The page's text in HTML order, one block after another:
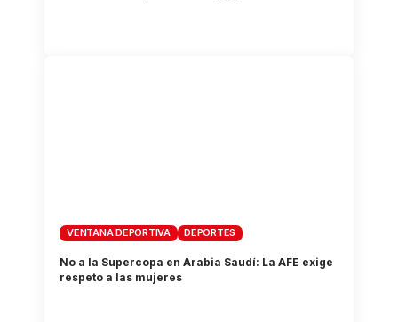
VENTANA DEPORTIVA DEPORTES
No a la Supercopa en Arabia Saudí: La AFE exige
respeto a las mujeres